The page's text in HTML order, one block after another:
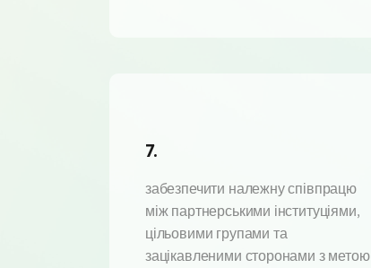
7.
забезпечити належну співпрацю
між партнерськими інституціями,
цільовими групами та
зацікавленими сторонами з метою